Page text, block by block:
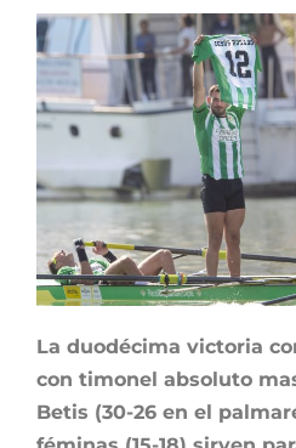
La duodécima victoria
con timonel absoluto
Betis (30-26 en el